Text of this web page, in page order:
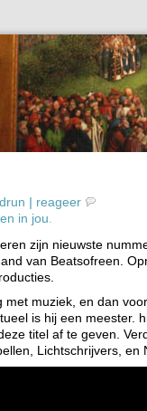
| reageer
in jou
zijn nieuwste
van Beatsofreen.
met muziek, en dan
is hij een meester.
titel af te geven.
Lichtschrijvers, en